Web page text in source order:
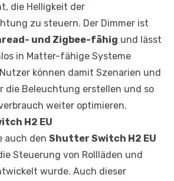
die Helligkeit der
zu steuern. Der Dimmer ist
und Zigbee-fähig und lässt
in Matter-fähige Systeme
können damit Szenarien und
die Beleuchtung erstellen und so
weiter optimieren.
H2 EU
auch den Shutter Switch H2 EU
Steuerung von Rollläden und
wurde. Auch dieser